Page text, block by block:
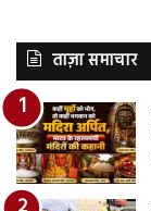
ताज़ा समाचार